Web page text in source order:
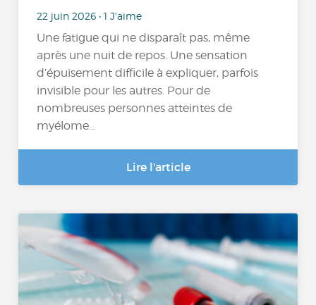
22 juin 2026 • 1 J'aime
Une fatigue qui ne disparaît pas, même
après une nuit de repos. Une sensation
d’épuisement difficile à expliquer, parfois
invisible pour les autres. Pour de
nombreuses personnes atteintes de
myélome...
Lire l'article